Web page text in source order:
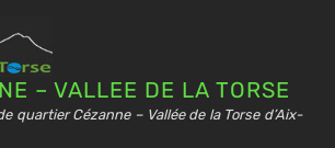
– VALLEE DE LA TORSE
quartier Cézanne – Vallée de la Torse d’Aix-